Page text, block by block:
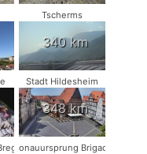
Tscherms
340 km
Stadt Hildesheim
348 km
Donauursprung Brigach